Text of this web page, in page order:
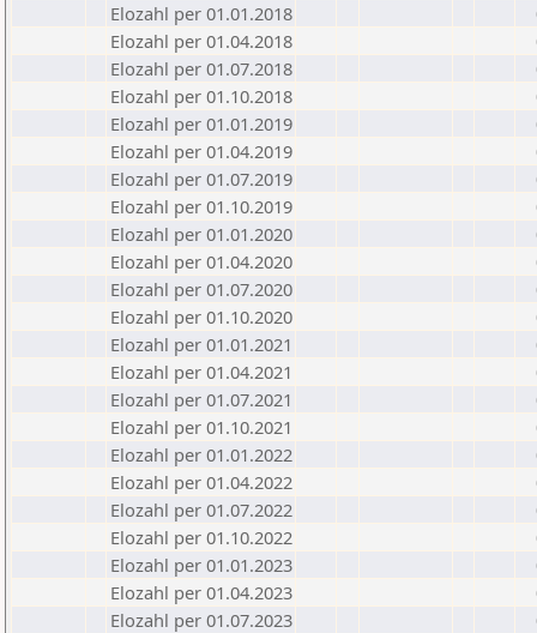
Elozahl per 01.01.2018
Elozahl per 01.04.2018
Elozahl per 01.07.2018
Elozahl per 01.10.2018
Elozahl per 01.01.2019
Elozahl per 01.04.2019
Elozahl per 01.07.2019
Elozahl per 01.10.2019
Elozahl per 01.01.2020
Elozahl per 01.04.2020
Elozahl per 01.07.2020
Elozahl per 01.10.2020
Elozahl per 01.01.2021
Elozahl per 01.04.2021
Elozahl per 01.07.2021
Elozahl per 01.10.2021
Elozahl per 01.01.2022
Elozahl per 01.04.2022
Elozahl per 01.07.2022
Elozahl per 01.10.2022
Elozahl per 01.01.2023
Elozahl per 01.04.2023
Elozahl per 01.07.2023